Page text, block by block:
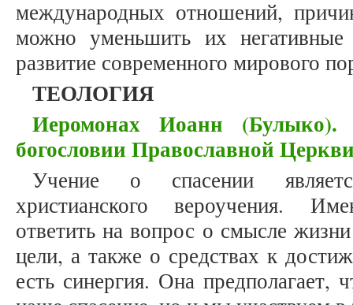
международных отношений,
можно уменьшить их
развитие современного мирового
ТЕОЛОГИЯ
Иеромонах Иоанн
богословии Православной
Учение о спасении
христианского вероучения.
ответить на вопрос о смысле
цели, а также о средствах к
есть синергия. Она предполагает,